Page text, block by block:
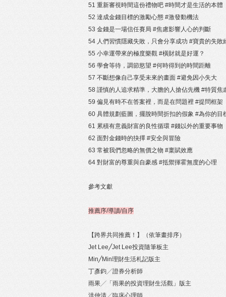
51 重新審視時間這份禮物吧 #時間才是生活的本體
52 達成金錢目標的激勵心態 #激發動機法
53 金錢是一場信任賽局 #焦慮影響人心的判斷
54 人們習慣隱藏失敗，只會分享成功 #寶貴的失敗
55 小幸運帶來的極度樂觀 #橫財就是好運？
56 學會等待，調節慾望 #何時得到的時間距離
57 不斷想像自己享受未來的畫面 #避免因小失大
58 謹慎的人追求精準，大膽的人搶佔先機 #特質焦
59 偏見有時不在答案裡，而是在問題裡 #提問框架
60 具體規劃藍圖，擺脫時間折扣的假象 #為你的目
61 累積有意義財富的良性循環 #錢以外的重要事物
62 面對金錢時的抉擇 #安全與冒險
63 常被我們忽略的無價之物 #稟賦效應
64 對財富的尊重與自豪感 #抵禦揮霍無度的心理
參考文獻
推薦序/導讀/自序
【跨界共同推薦！】（依筆畫排序）
Jet Lee╱Jet Lee投資隨筆板主
Min╱Min理財生活札記版主
丁彥鈞╱證券分析師
雨果╱「雨果的投資理財生活觀」版主
洪仲清╱臨床心理師